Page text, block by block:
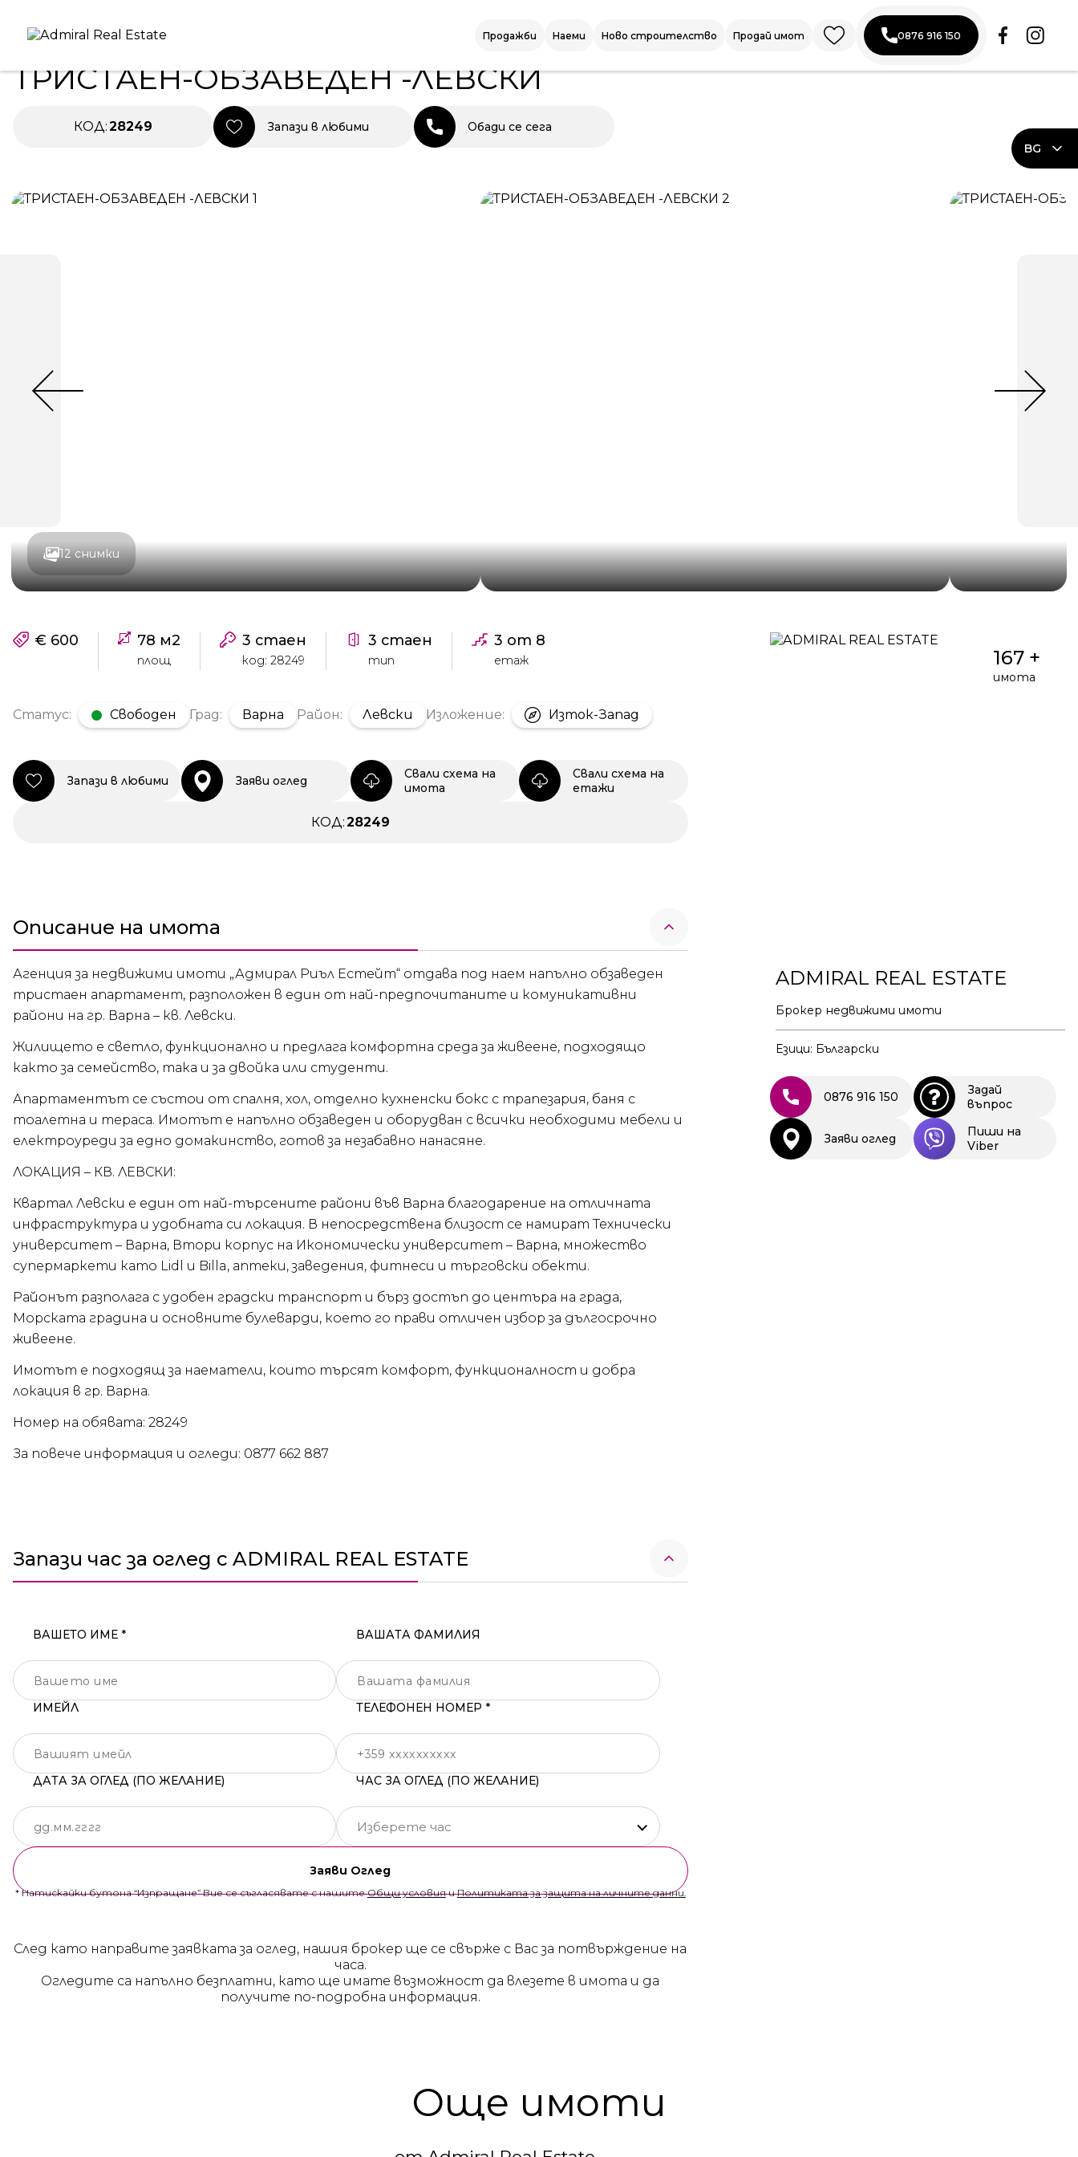
Продажби Наеми Ново строителство Продай имот 0876 916 150
BG
ПОД НАЕМ
ТРИСТАЕН-ОБЗАВЕДЕН -ЛЕВСКИ
КОД:28249 Запази в любими Обади се сега
12 снимки
€ 600 78 м2
площ
3 стаен
код: 28249
3 стаен
тип
3 от 8
етаж
Статус: Свободен Град: Варна Район: Левски Изложение: Изток-Запад
Запази в любими Заяви оглед
Свали схема на
имота
Свали схема на
етажи
КОД:28249
Описание на имота
Агенция за недвижими имоти „Адмирал Риъл Естейт“ отдава под наем напълно обзаведен
тристаен апартамент, разположен в един от най-предпочитаните и комуникативни
райони на гр. Варна – кв. Левски.
Жилището е светло, функционално и предлага комфортна среда за живеене, подходящо
както за семейство, така и за двойка или студенти.
Апартаментът се състои от спалня, хол, отделно кухненски бокс с трапезария, баня с
тоалетна и тераса. Имотът е напълно обзаведен и оборудван с всички необходими мебели и
електроуреди за едно домакинство, готов за незабавно нанасяне.
ЛОКАЦИЯ – КВ. ЛЕВСКИ:
Квартал Левски е един от най-търсените райони във Варна благодарение на отличната
инфраструктура и удобната си локация. В непосредствена близост се намират Технически
университет – Варна, Втори корпус на Икономически университет – Варна, множество
супермаркети като Lidl и Billa, аптеки, заведения, фитнеси и търговски обекти.
Районът разполага с удобен градски транспорт и бърз достъп до центъра на града,
Морската градина и основните булеварди, което го прави отличен избор за дългосрочно
живеене.
Имотът е подходящ за наематели, които търсят комфорт, функционалност и добра
локация в гр. Варна.
Номер на обявата: 28249
За повече информация и огледи: 0877 662 887
Запази час за оглед с ADMIRAL REAL ESTATE
ВАШЕТО ИМЕ * ВАШАТА ФАМИЛИЯ
ИМЕЙЛ ТЕЛЕФОНЕН НОМЕР *
ДАТА ЗА ОГЛЕД (ПО ЖЕЛАНИЕ) ЧАС ЗА ОГЛЕД (ПО ЖЕЛАНИЕ)
Изберете час
Заяви Оглед
* Натискайки бутона “Изпращане” Вие се съгласявате с нашитеОбщи условияиПолитиката за защита на личните данни.
След като направите заявката за оглед, нашия брокер ще се свърже с Вас за потвърждение на
часа.
Огледите са напълно безплатни, като ще имате възможност да влезете в имота и да
получите по-подробна информация.
167 +
имота
ADMIRAL REAL ESTATE
Брокер недвижими имоти
Езици: Български
0876 916 150
Задай
въпрос
Заяви оглед
Пиши на
Viber
Още имоти